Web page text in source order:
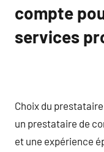
compte
services
Choix du
un prestataire de
et une expérience